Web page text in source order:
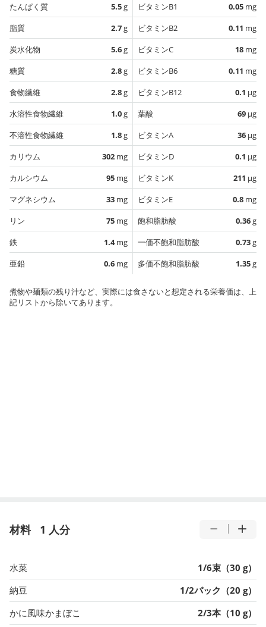
たんぱく質
5.5g
脂質
2.7g
炭水化物
5.6g
糖質
2.8g
食物繊維
2.8g
水溶性食物繊維
1.0g
不溶性食物繊維
1.8g
カリウム
302 mg
カルシウム
95 mg
マグネシウム
33 mg
リン
75 mg
鉄
1.4mg
亜鉛
0.6 mg
ビタミンB1
0.05 mg
ビタミンB2
0.11 mg
ビタミンC
18 mg
ビタミンB6
0.11 mg
ビタミンB12
0.1 µg
葉酸
69 µg
ビタミンA
36 µg
ビタミンD
0.1 µg
ビタミンK
211 µg
ビタミンE
0.8 mg
飽和脂肪酸
0.36g
一価不飽和脂肪酸
0.73g
多価不飽和脂肪酸
1.35g
煮物や麺類の残り汁など、実際には食さないと想定される栄養価は、上
記リストから除いてあります。
材料 1 人分
水菜
1/6束（30 g）
納豆
1/2パック（20 g）
かに風味かまぼこ
2/3本（10 g）